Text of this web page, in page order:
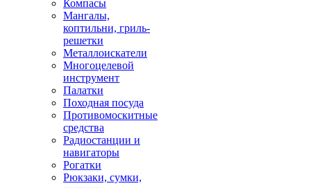
Компасы
Мангалы,
коптильни, гриль-
решетки
Металлоискатели
Многоцелевой
инструмент
Палатки
Походная посуда
Противомоскитные
средства
Радиостанции и
навигаторы
Рогатки
Рюкзаки, сумки,